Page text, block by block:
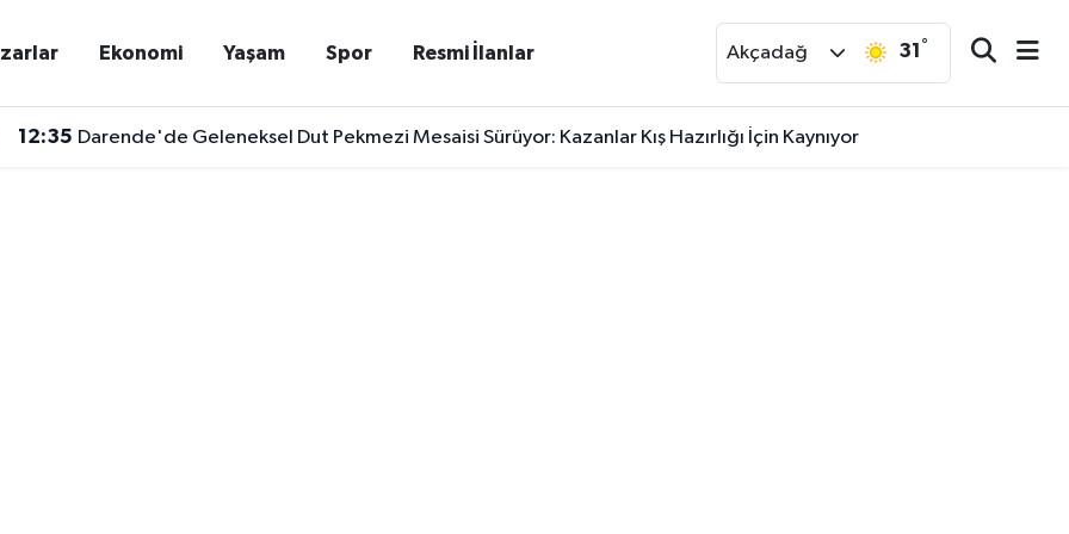
Ekonomi Yaşam Spor Resmi İlanlar Akçadağ 31 °
12:35 Darende'de Geleneksel Dut Pekmezi Mesaisi Sürüyor: Kazanlar Kış Hazırlığı İçin Kaynıyor